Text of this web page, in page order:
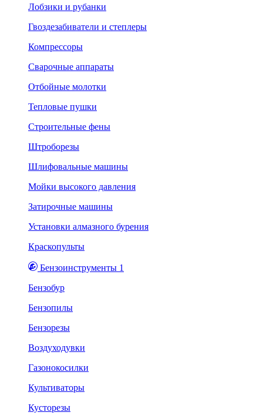
Лобзики и рубанки
Гвоздезабиватели и степлеры
Компрессоры
Сварочные аппараты
Отбойные молотки
Тепловые пушки
Строительные фены
Штроборезы
Шлифовальные машины
Мойки высокого давления
Затирочные машины
Установки алмазного бурения
Краскопульты
Бензоинструменты 1
Бензобур
Бензопилы
Бензорезы
Воздуходувки
Газонокосилки
Культиваторы
Кусторезы